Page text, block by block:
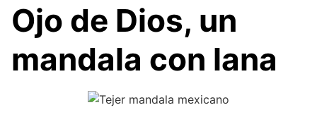
Ojo de Dios, un
mandala con lana